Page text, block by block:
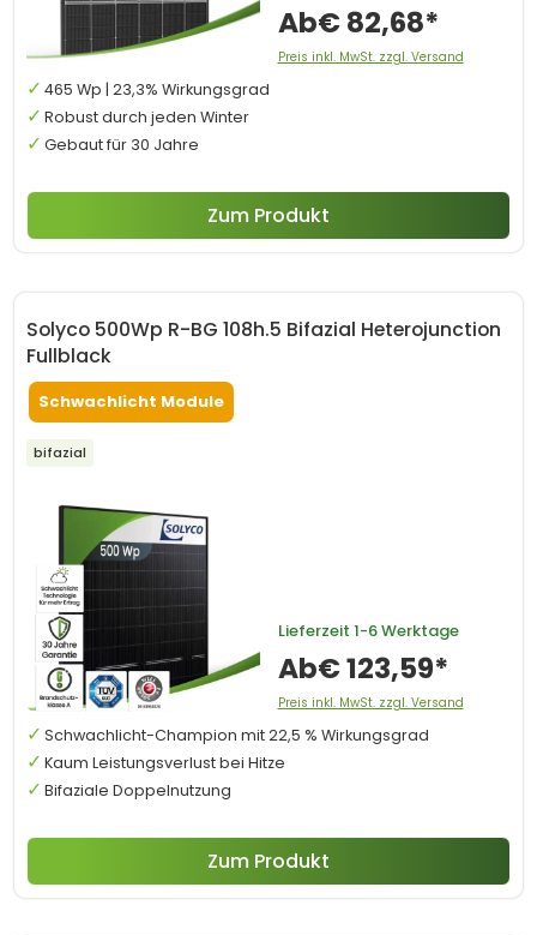
Ab€ 82,68*
Preis inkl. MwSt. zzgl. Versand
465 Wp | 23,3% Wirkungsgrad
Robust durch jeden Winter
Gebaut für 30 Jahre
Zum Produkt
Schwachlicht Module
Solyco 500Wp R-BG 108h.5 Bifazial Heterojunction
Fullblack
bifazial
Lieferzeit 1-6 Werktage
Ab€ 123,59*
Preis inkl. MwSt. zzgl. Versand
Schwachlicht-Champion mit 22,5 % Wirkungsgrad
Kaum Leistungsverlust bei Hitze
Bifaziale Doppelnutzung
Zum Produkt